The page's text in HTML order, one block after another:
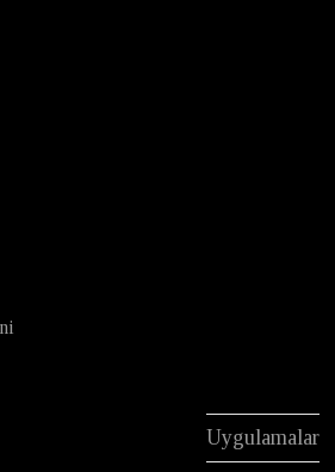
Uygulamalar